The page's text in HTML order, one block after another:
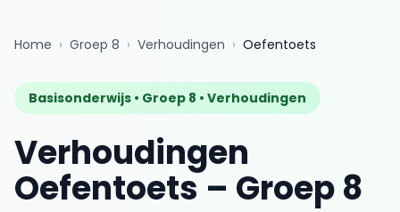
Home › Groep 8 › Verhoudingen › Oefentoets
Basisonderwijs • Groep 8 • Verhoudingen
Verhoudingen
Oefentoets– Groep 8